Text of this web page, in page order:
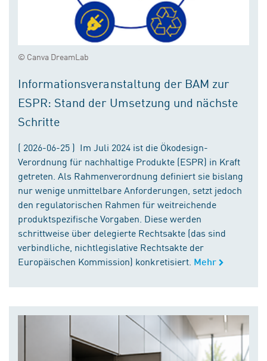
© Canva DreamLab
Informationsveranstaltung der BAM zur
ESPR: Stand der Umsetzung und nächste
Schritte
( 2026-06-25 ) Im Juli 2024 ist die Ökodesign-
Verordnung für nachhaltige Produkte (ESPR) in Kraft
getreten. Als Rahmenverordnung definiert sie bislang
nur wenige unmittelbare Anforderungen, setzt jedoch
den regulatorischen Rahmen für weitreichende
produktspezifische Vorgaben. Diese werden
schrittweise über delegierte Rechtsakte (das sind
verbindliche, nichtlegislative Rechtsakte der
Europäischen Kommission) konkretisiert. Mehr